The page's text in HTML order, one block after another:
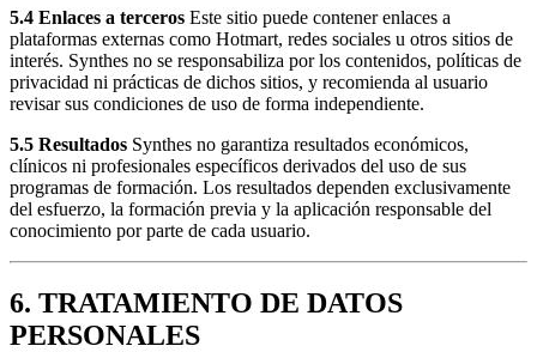
5.4 Enlaces a terceros Este sitio puede contener enlaces a
plataformas externas como Hotmart, redes sociales u otros sitios de
interés. Synthes no se responsabiliza por los contenidos, políticas de
privacidad ni prácticas de dichos sitios, y recomienda al usuario
revisar sus condiciones de uso de forma independiente.
5.5 Resultados Synthes no garantiza resultados económicos,
clínicos ni profesionales específicos derivados del uso de sus
programas de formación. Los resultados dependen exclusivamente
del esfuerzo, la formación previa y la aplicación responsable del
conocimiento por parte de cada usuario.
6. TRATAMIENTO DE DATOS
PERSONALES